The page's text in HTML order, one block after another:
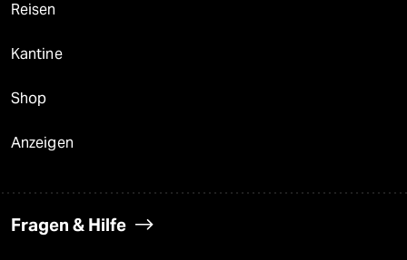
Reisen
Kantine
Shop
Anzeigen
Fragen & Hilfe